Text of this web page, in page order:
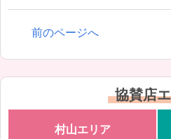
前のページへ
協賛店
村山エリア